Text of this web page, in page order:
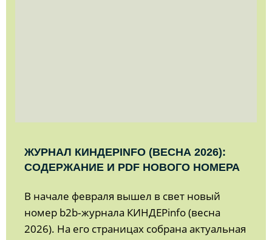
ЖУРНАЛ КИНДЕРINFO (ВЕСНА 2026):
СОДЕРЖАНИЕ И PDF НОВОГО НОМЕРА
В начале февраля вышел в свет новый
номер b2b‑журнала КИНДЕРinfo (весна
2026). На его страницах собрана актуальная